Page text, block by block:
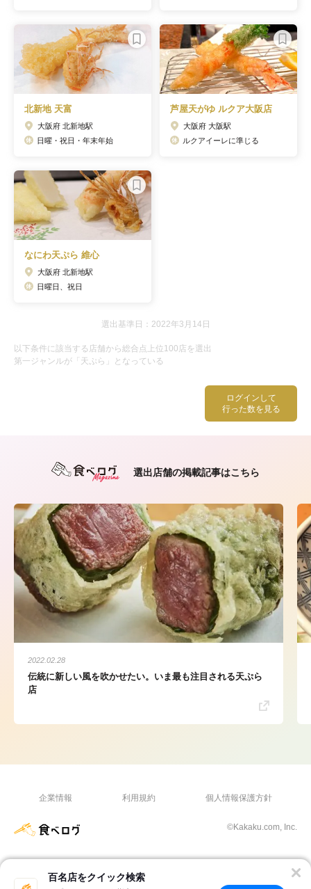
百名店をクイック検索
ログインして
行った数を見る
北新地 天富
大阪府 北新地駅
日曜・祝日・年末年始
芦屋天がゆ ルクア大阪店
大阪府 大阪駅
ルクアイーレに準じる
なにわ天ぷら 維心
大阪府 北新地駅
日曜日、祝日
選出基準日：2022年3月14日
以下条件に該当する店舗から総合点上位100店を選出
第一ジャンルが「天ぷら」となっている
選出店舗の掲載記事はこちら
2022.02.28
伝統に新しい風を吹かせたい。いま最も注目される天ぷら
店
企業情報 利用規約 個人情報保護方針
©Kakaku.com, Inc.